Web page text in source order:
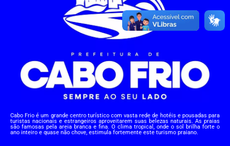
Cabo Frio é um grande centro turístico com vasta rede de hotéis e pousadas para
turistas nacionais e estrangeiros aproveitarem suas belezas naturais. As praias
são famosas pela areia branca e fina. O clima tropical, onde o sol brilha forte o
ano inteiro e quase não chove, estimula fortemente este turismo praiano.